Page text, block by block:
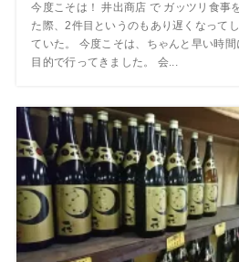
今度こそは！ 井出商店 で ガッツリ食事
た際、2件目というのもあり遅くなって
ていた。 今度こそは、ちゃんと早い時
目的で行ってきました。 会...